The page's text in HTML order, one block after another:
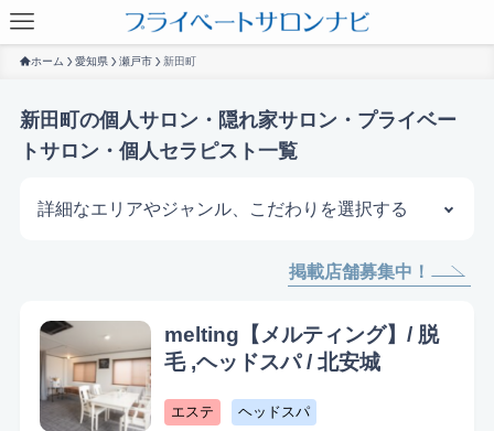
ホーム 愛知県 瀬戸市 新田町
新田町の個人サロン・隠れ家サロン・プライベー
トサロン・個人セラピスト一覧
詳細なエリアやジャンル、こだわりを選択する
掲載店舗募集中！
melting【メルティング】/ 脱
毛 ,ヘッドスパ / 北安城
エステ ヘッドスパ